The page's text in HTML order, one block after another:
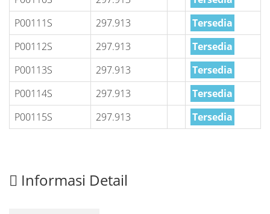
P00111S
297.913
Tersedia
P00112S
297.913
Tersedia
P00113S
297.913
Tersedia
P00114S
297.913
Tersedia
P00115S
297.913 Tersedia
Informasi Detail